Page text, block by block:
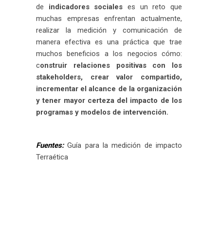
de indicadores sociales es un reto que
muchas empresas enfrentan actualmente,
realizar la medición y comunicación de
manera efectiva es una práctica que trae
muchos beneficios a los negocios cómo:
construir relaciones positivas con los
stakeholders, crear valor compartido,
incrementar el alcance de la organización
y tener mayor certeza del impacto de los
programas y modelos de intervención.
Fuentes:Guía para la medición de impacto
Terraética